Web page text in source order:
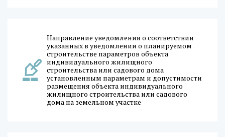
Направление уведомления о соответствии
указанных в уведомлении о планируемом
строительстве параметров объекта
индивидуального жилищного
строительства или садового дома
установленным параметрам и допустимости
размещения объекта индивидуального
жилищного строительства или садового
дома на земельном участке